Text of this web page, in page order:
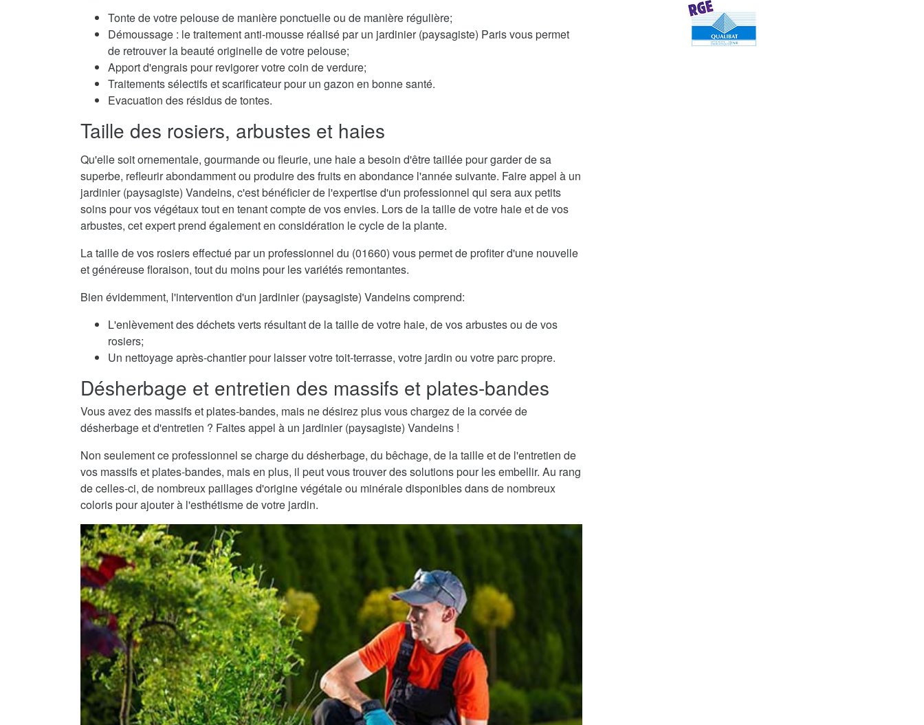
Tonte de votre pelouse de manière ponctuelle ou de manière régulière;
Démoussage : le traitement anti-mousse réalisé par un jardinier (paysagiste) Paris vous permet
de retrouver la beauté originelle de votre pelouse;
Apport d'engrais pour revigorer votre coin de verdure;
Traitements sélectifs et scarificateur pour un gazon en bonne santé.
Evacuation des résidus de tontes.
Taille des rosiers, arbustes et haies
Qu'elle soit ornementale, gourmande ou fleurie, une haie a besoin d'être taillée pour garder de sa
superbe, refleurir abondamment ou produire des fruits en abondance l'année suivante. Faire appel à un
jardinier (paysagiste) Vandeins, c'est bénéficier de l'expertise d'un professionnel qui sera aux petits
soins pour vos végétaux tout en tenant compte de vos envies. Lors de la taille de votre haie et de vos
arbustes, cet expert prend également en considération le cycle de la plante.
La taille de vos rosiers effectué par un professionnel du (01660) vous permet de profiter d'une nouvelle
et généreuse floraison, tout du moins pour les variétés remontantes.
Bien évidemment, l'intervention d'un jardinier (paysagiste) Vandeins comprend:
L'enlèvement des déchets verts résultant de la taille de votre haie, de vos arbustes ou de vos
rosiers;
Un nettoyage après-chantier pour laisser votre toit-terrasse, votre jardin ou votre parc propre.
Désherbage et entretien des massifs et plates-bandes
Vous avez des massifs et plates-bandes, mais ne désirez plus vous chargez de la corvée de
désherbage et d'entretien ? Faites appel à un jardinier (paysagiste) Vandeins !
Non seulement ce professionnel se charge du désherbage, du bêchage, de la taille et de l'entretien de
vos massifs et plates-bandes, mais en plus, il peut vous trouver des solutions pour les embellir. Au rang
de celles-ci, de nombreux paillages d'origine végétale ou minérale disponibles dans de nombreux
coloris pour ajouter à l'esthétisme de votre jardin.